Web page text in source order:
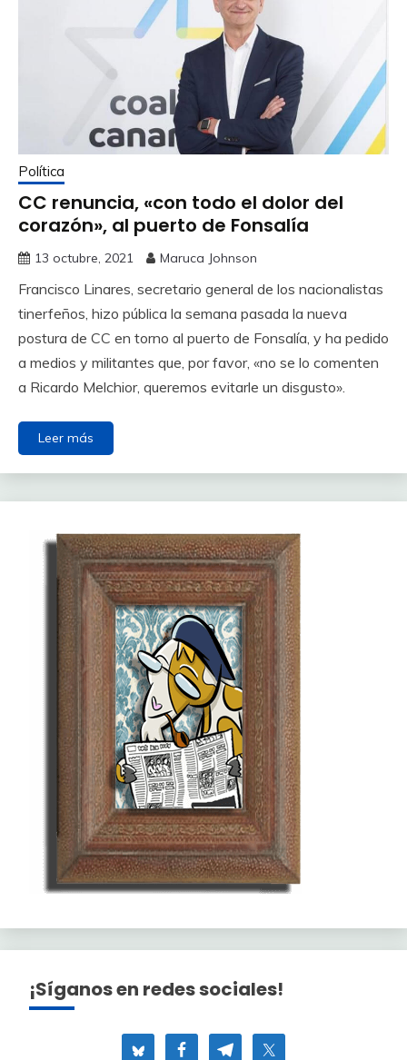
Política
CC renuncia, «con todo el dolor del
corazón», al puerto de Fonsalía
13 octubre, 2021 Maruca Johnson
Francisco Linares, secretario general de los nacionalistas
tinerfeños, hizo pública la semana pasada la nueva
postura de CC en torno al puerto de Fonsalía, y ha pedido
a medios y militantes que, por favor, «no se lo comenten
a Ricardo Melchior, queremos evitarle un disgusto».
Leer más
¡Síganos en redes sociales!